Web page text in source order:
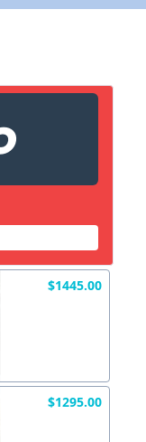
$1445.00
$1295.00
Envoyez